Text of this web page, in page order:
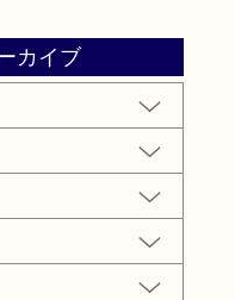
カイブ